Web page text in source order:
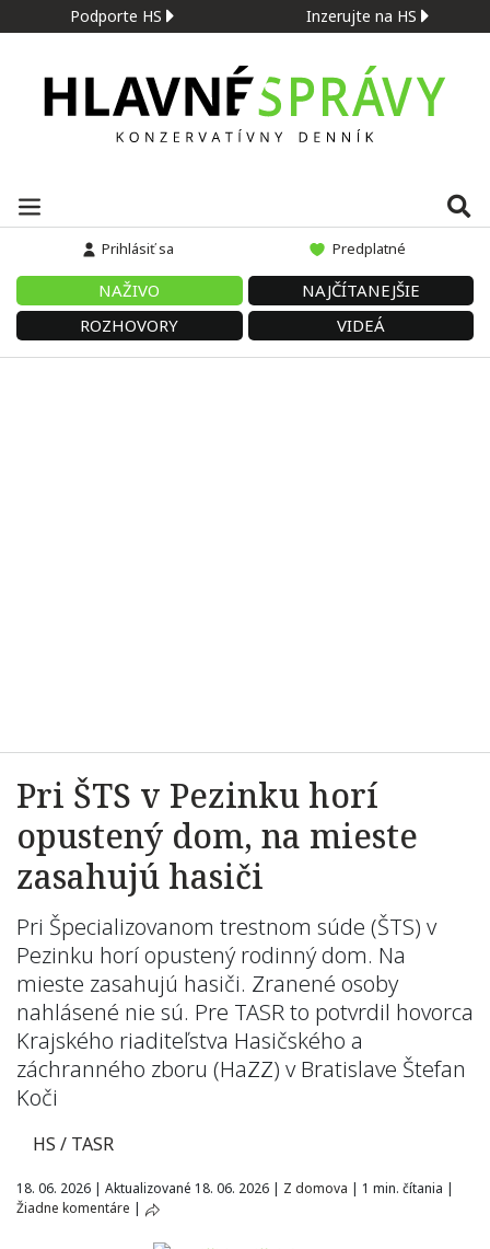
Podporte HS Inzerujte na HS
Prihlásiť sa Predplatné
NAŽIVO
NAJČÍTANEJŠIE
ROZHOVORY
VIDEÁ
Pri ŠTS v Pezinku horí
opustený dom, na mieste
zasahujú hasiči
Pri Špecializovanom trestnom súde (ŠTS) v
Pezinku horí opustený rodinný dom. Na
mieste zasahujú hasiči. Zranené osoby
nahlásené nie sú. Pre TASR to potvrdil hovorca
Krajského riaditeľstva Hasičského a
záchranného zboru (HaZZ) v Bratislave Štefan
Koči
HS / TASR
18. 06. 2026 | Aktualizované 18. 06. 2026 | Z domova | 1 min. čítania |
Žiadne komentáre |